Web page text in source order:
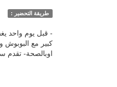
طريقة التحضير :
كبير مع
اوبالصحة- تقدم